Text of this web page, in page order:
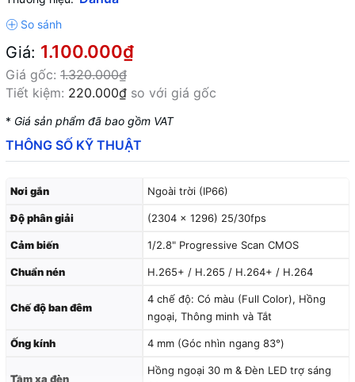
Giá: 1.100.000₫
Giá gốc: 1.320.000₫
Tiết kiệm: 220.000₫ so với giá gốc
* Giá sản phẩm đã bao gồm VAT
THÔNG SỐ KỸ THUẬT
Nơi gắn Ngoài trời (IP66)
Độ phân giải (2304 × 1296) 25/30fps
Cảm biến 1/2.8" Progressive Scan CMOS
Chuẩn nén H.265+ / H.265 / H.264+ / H.264
Chế độ ban đêm
4 chế độ: Có màu (Full Color), Hồng
ngoại, Thông minh và Tắt
Ống kính 4 mm (Góc nhìn ngang 83°)
Tầm xa đèn
Hồng ngoại 30 m & Đèn LED trợ sáng